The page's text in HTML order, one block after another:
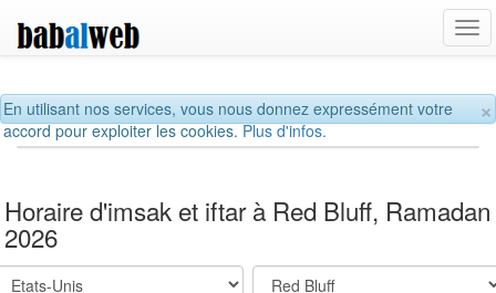
×
En utilisant nos services, vous nous donnez expressément votre
accord pour exploiter les cookies.Plus d'infos.
Horaire d'imsak et iftar à Red Bluff, Ramadan
2026